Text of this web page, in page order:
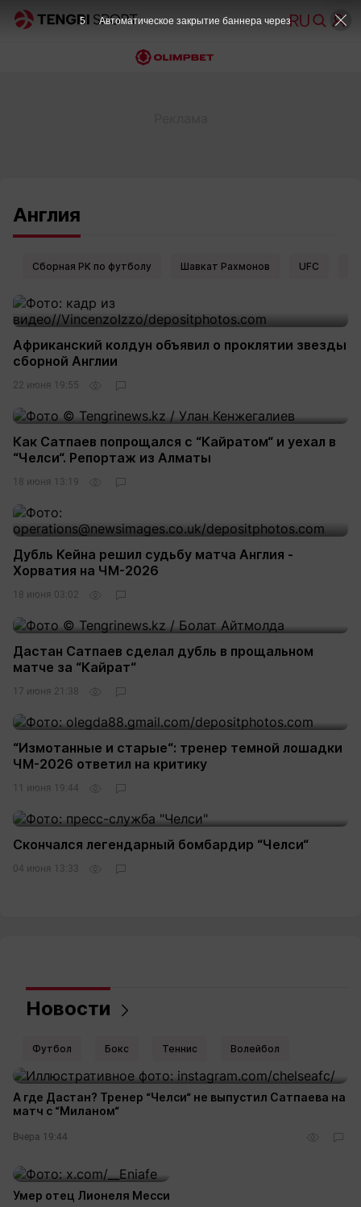
Англия
Сборная РК по футболу Шавкат Рахмонов UFC
Африканский колдун объявил о проклятии звезды
сборной Англии
22 июня 19:55
Как Сатпаев попрощался с “Кайратом“ и уехал в
“Челси“. Репортаж из Алматы
18 июня 13:19
Дубль Кейна решил судьбу матча Англия -
Хорватия на ЧМ-2026
18 июня 03:02
Дастан Сатпаев сделал дубль в прощальном
матче за “Кайрат“
17 июня 21:38
“Измотанные и старые“: тренер темной лошадки
ЧМ-2026 ответил на критику
11 июня 19:44
Скончался легендарный бомбардир “Челси“
04 июня 13:33
Новости
Футбол Бокс Теннис Волейбол
А где Дастан? Тренер “Челси“ не выпустил Сатпаева на
матч с “Миланом“
Вчера 19:44
Умер отец Лионеля Месси
4 Автоматическое закрытие баннера через